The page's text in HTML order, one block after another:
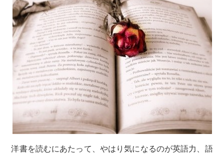
洋書を読むにあたって、やはり気になるのが英語力、語